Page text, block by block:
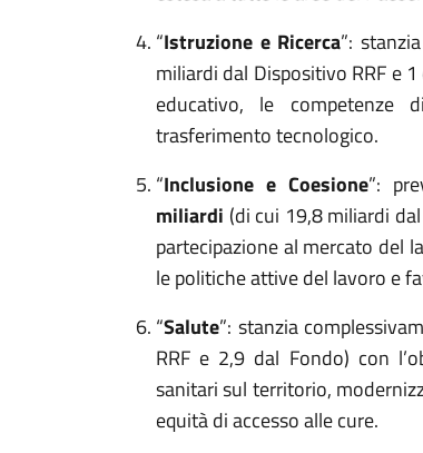
“Istruzione e Ricerca”:
miliardi dal Dispositivo RRF e
educativo, le competenze
trasferimento tecnologico.
“Inclusione e Coesione”:
miliardi (di cui 19,8 miliardi
partecipazione al mercato del
le politiche attive del lavoro e
“Salute”: stanzia
RRF e 2,9 dal Fondo) con
sanitari sul territorio,
equità di accesso alle cure.